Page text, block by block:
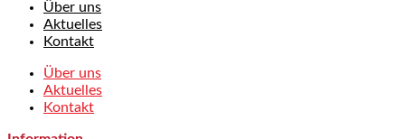
Über uns
Aktuelles
Kontakt
Über uns
Aktuelles
Kontakt